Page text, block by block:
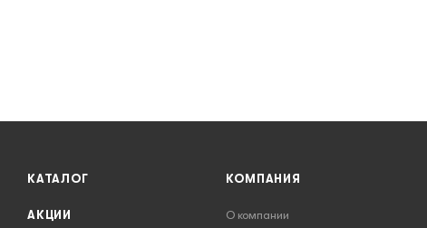
КАТАЛОГ
АКЦИИ
КОМПАНИЯ
О компании